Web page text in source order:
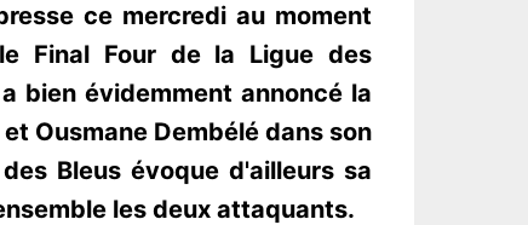
ce mercredi au moment
Final Four de la Ligue des
bien évidemment annoncé la
Ousmane Dembélé dans son
Bleus évoque d'ailleurs sa
les deux attaquants.